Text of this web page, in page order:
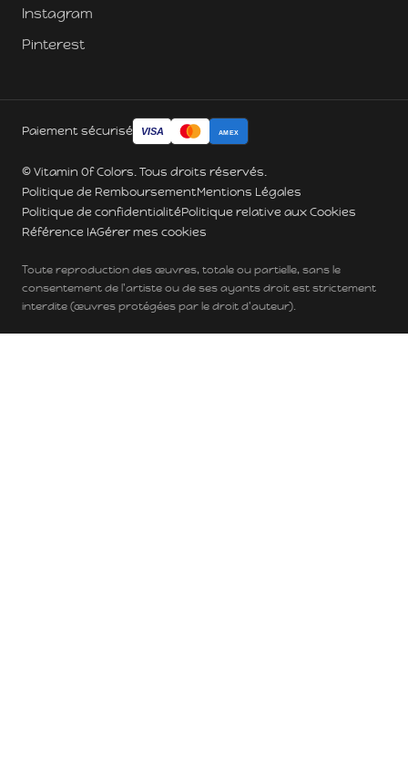
Instagram
Pinterest
Paiement sécurisé VISA AMEX
© Vitamin Of Colors. Tous droits réservés.
Politique de RemboursementMentions Légales
Politique de confidentialitéPolitique relative aux Cookies
Référence IAGérer mes cookies
Toute reproduction des œuvres, totale ou partielle, sans le
consentement de l'artiste ou de ses ayants droit est strictement
interdite (œuvres protégées par le droit d'auteur).